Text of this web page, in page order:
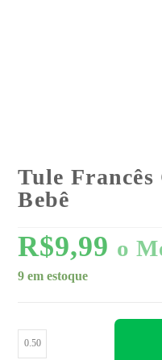
Tule
Bebê
R$9,99 o
9 em estoque